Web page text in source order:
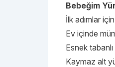
Bebeğim
İlk adımlar
Ev içinde
Esnek
Kaymaz alt